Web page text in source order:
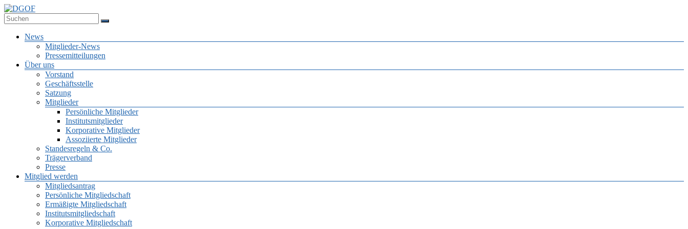
Zum
Inhalt
springen
Deutsche Gesellschaft für Online-Forschung e.V.
Menü
News
Mitglieder-News
Pressemitteilungen
Über uns
Vorstand
Geschäftsstelle
Satzung
Mitglieder
Persönliche Mitglieder
Institutsmitglieder
Korporative Mitglieder
Assoziierte Mitglieder
Standesregeln & Co.
Trägerverband
Presse
Mitglied werden
Mitgliedsantrag
Persönliche Mitgliedschaft
Ermäßigte Mitgliedschaft
Institutsmitgliedschaft
Korporative Mitgliedschaft